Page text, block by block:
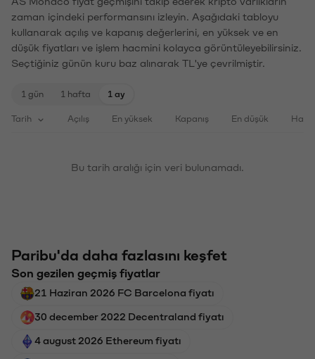
zaman içindeki performansını izleyin. Aşağıdaki tabloyu
kullanarak açılış ve kapanış değerlerini, en yüksek ve en
düşük fiyatları ve işlem hacmini kolayca görüntüleyebilirsiniz.
Seçtiğiniz günün kuru baz alınarak TL'ye çevrilmiştir.
1 gün 1 hafta 1 ay
Tarih Açılış En yüksek Kapanış En düşük
Bu tarih aralığı için veri bulunamadı.
Paribu'da daha fazlasını keşfet
Son gezilen geçmiş fiyatlar
21 Haziran 2026 FC Barcelona fiyatı
30 december 2022 Decentraland fiyatı
4 august 2026 Ethereum fiyatı